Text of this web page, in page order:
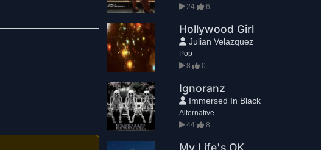
24
6
Hollywood Girl
Julian Velazquez
Pop
8
0
Ignoranz
Immersed In Black
Alternative
44
8
My Life's OK